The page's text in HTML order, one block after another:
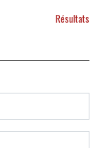
Résultats